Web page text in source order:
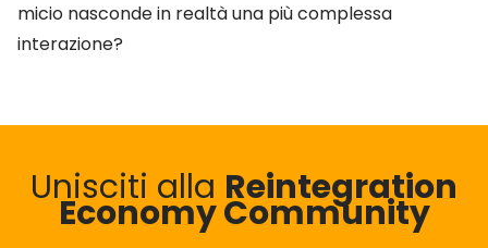
micio nasconde in realtà una più complessa
interazione?
Unisciti alla Reintegration
Economy Community